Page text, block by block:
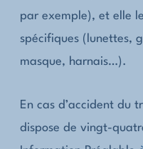
par exemple), et elle
spécifiques (lunettes,
masque, harnais…).
En cas d’accident du
dispose de vingt-